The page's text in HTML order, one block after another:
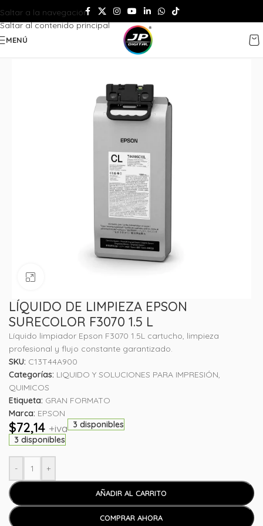
Saltar a la navegación
Saltar al contenido principal
MENÚ
LÍQUIDO DE LIMPIEZA EPSON
SURECOLOR F3070 1.5 L
Líquido limpiador Epson F3070 1.5L cartucho, limpieza
profesional y flujo constante garantizado.
SKU: C13T44A900
Categorías: LIQUIDO Y SOLUCIONES PARA IMPRESIÓN,
QUIMICOS
Etiqueta: GRAN FORMATO
Marca: EPSON
$72,14 +iva
3 disponibles
3 disponibles
- +
AÑADIR AL CARRITO
COMPRAR AHORA